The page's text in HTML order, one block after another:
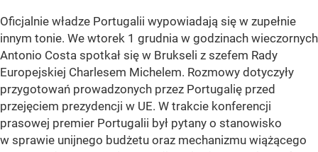
Oficjalnie władze Portugalii wypowiadają się w zupełnie
innym tonie. We wtorek 1 grudnia w godzinach wieczornych
Antonio Costa spotkał się w Brukseli z szefem Rady
Europejskiej Charlesem Michelem. Rozmowy dotyczyły
przygotowań prowadzonych przez Portugalię przed
przejęciem prezydencji w UE. W trakcie konferencji
prasowej premier Portugalii był pytany o stanowisko
w sprawie unijnego budżetu oraz mechanizmu wiążącego